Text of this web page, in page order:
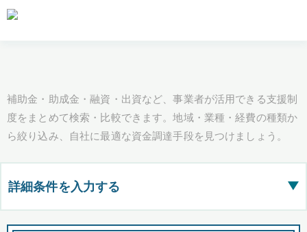
補助金・助成金・融資・出資など、事業者が活用できる支援制
度をまとめて検索・比較できます。地域・業種・経費の種類か
ら絞り込み、自社に最適な資金調達手段を見つけましょう。
詳細条件を入力する ▶
都道府県